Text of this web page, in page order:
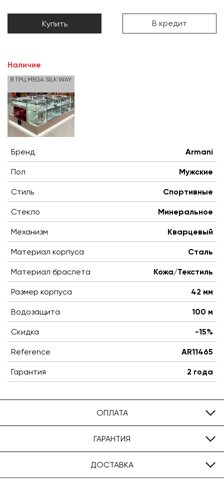
Купить В кредит
Наличие
В ТРЦ MEGA SILK WAY
Бренд Armani
Пол Мужские
Стиль Спортивные
Стекло Минеральное
Механизм Кварцевый
Материал корпуса Сталь
Материал браслета Кожа/Текстиль
Размер корпуса 42 мм
Водозащита 100 м
Скидка -15%
Reference AR11465
Гарантия 2 года
ОПЛАТА
ГАРАНТИЯ
ДОСТАВКА